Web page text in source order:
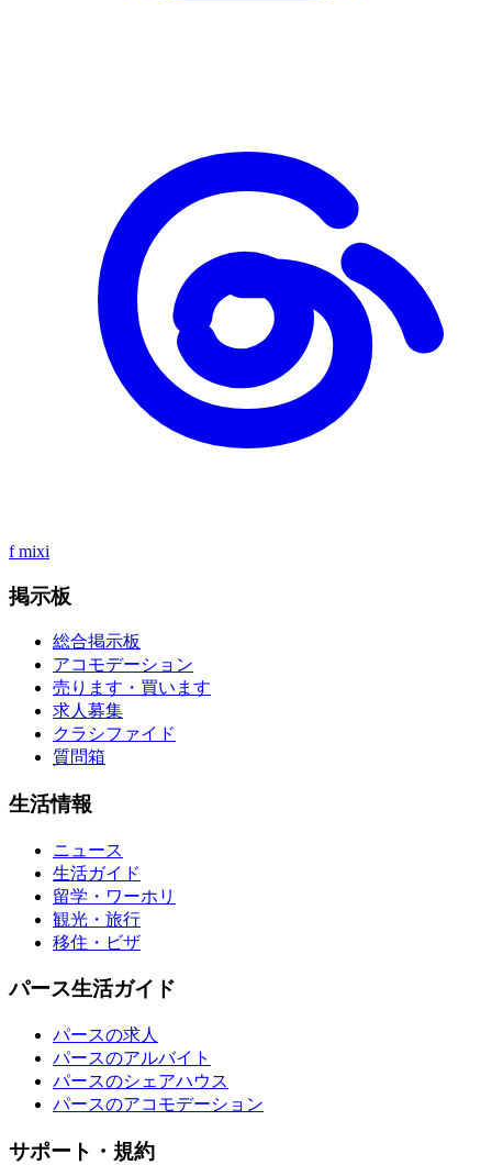
f mixi
掲示板
総合掲示板
アコモデーション
売ります・買います
求人募集
クラシファイド
質問箱
生活情報
ニュース
生活ガイド
留学・ワーホリ
観光・旅行
移住・ビザ
パース生活ガイド
パースの求人
パースのアルバイト
パースのシェアハウス
パースのアコモデーション
サポート・規約